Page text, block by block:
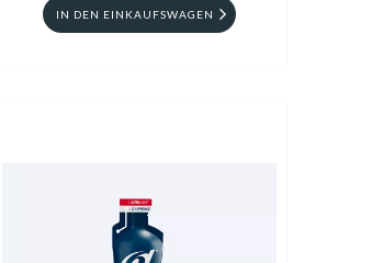
IN DEN EINKAUFSWAGEN